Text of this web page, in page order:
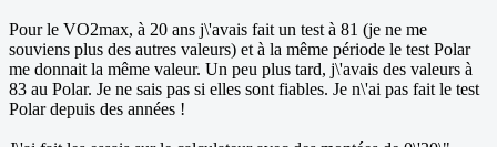
Pour le VO2max, à 20 ans j\'avais fait un test à 81 (je ne me
souviens plus des autres valeurs) et à la même période le test Polar
me donnait la même valeur. Un peu plus tard, j\'avais des valeurs à
83 au Polar. Je ne sais pas si elles sont fiables. Je n\'ai pas fait le test
Polar depuis des années !